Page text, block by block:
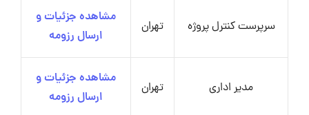
سرپرست کنترل پروژه تهران
مشاهده جزئیات و
ارسال رزومه
مدیر اداری تهران
مشاهده جزئیات و
ارسال رزومه